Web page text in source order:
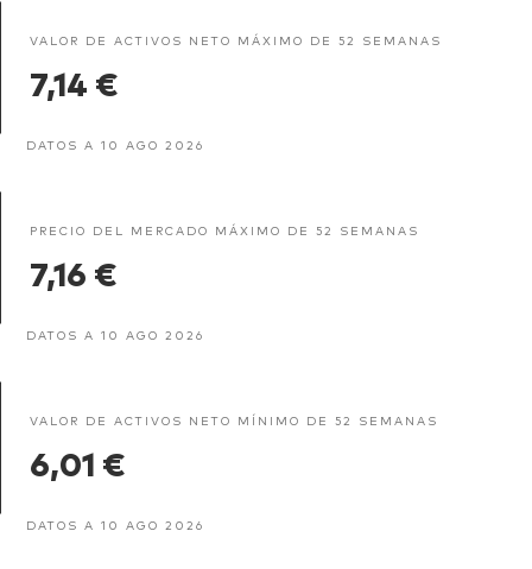
VALOR DE ACTIVOS NETO MÁXIMO DE 52 SEMANAS
7,14 €
DATOS A 10 AGO 2026
PRECIO DEL MERCADO MÁXIMO DE 52 SEMANAS
7,16 €
DATOS A 10 AGO 2026
VALOR DE ACTIVOS NETO MÍNIMO DE 52 SEMANAS
6,01 €
DATOS A 10 AGO 2026